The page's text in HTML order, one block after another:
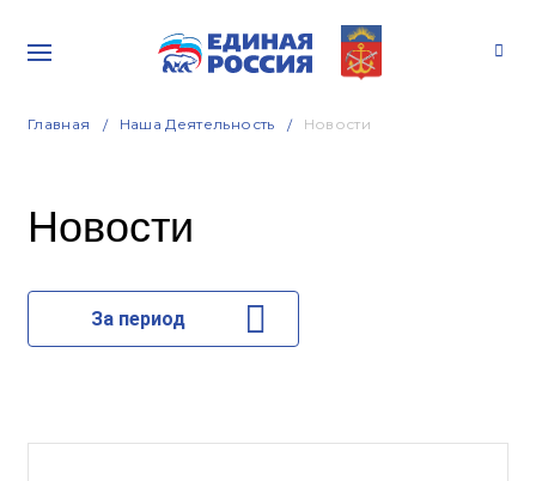
Главная Наша Деятельность Новости
Новости
За период